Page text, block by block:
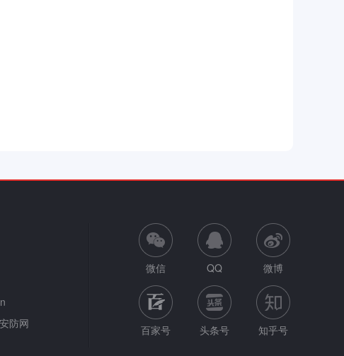
防网
微信 QQ 微博
百家号 头条号 知乎号